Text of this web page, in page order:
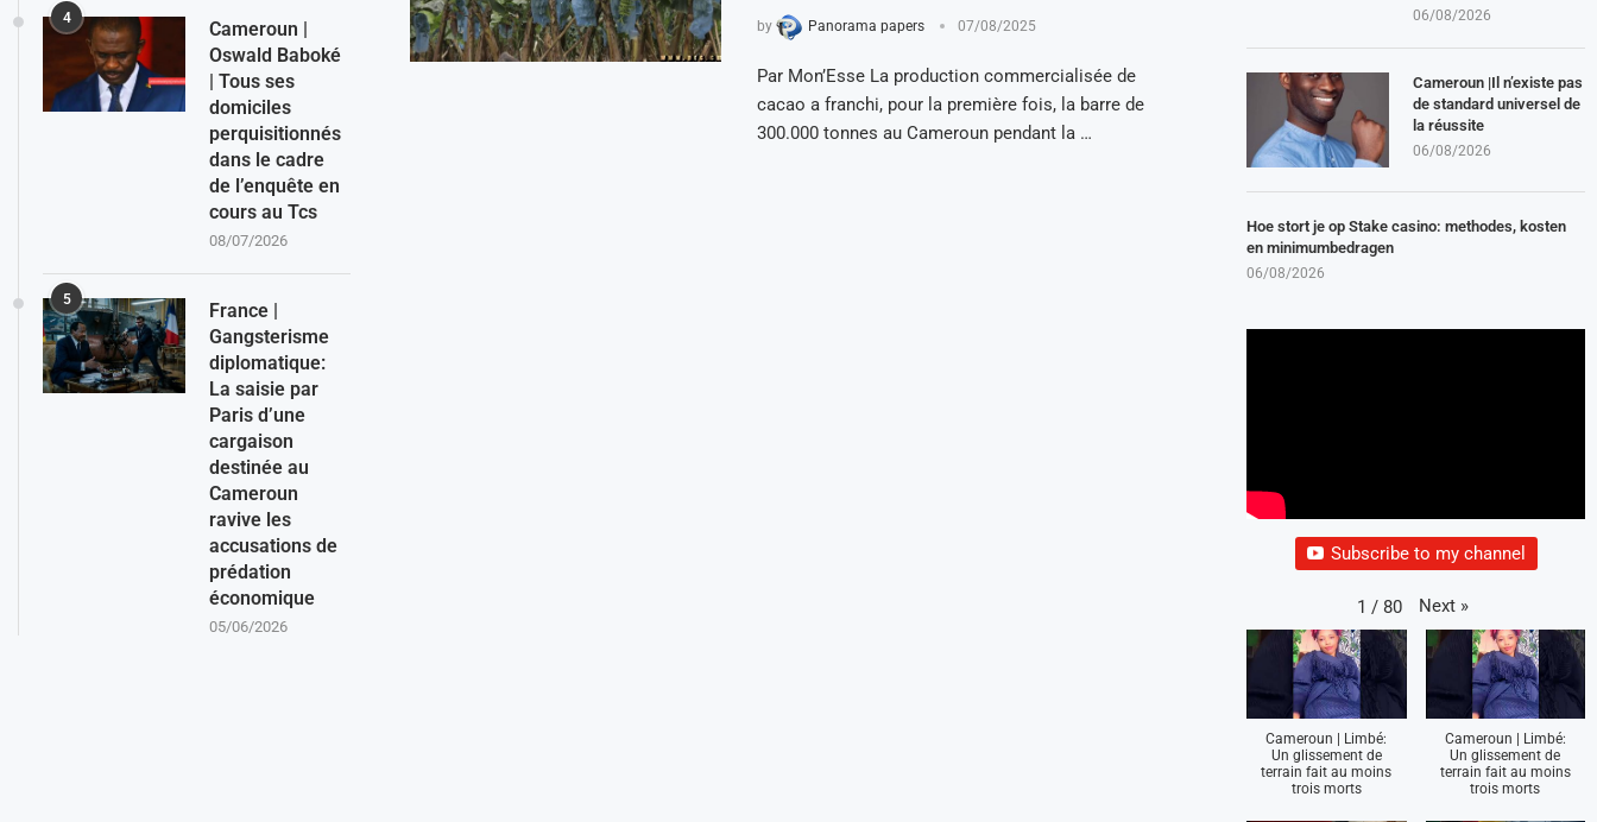
by Panorama papers 07/08/2025
Par Mon’Esse La production commercialisée de
cacao a franchi, pour la première fois, la barre de
300.000 tonnes au Cameroun pendant la …
06/08/2026
Cameroun |Il n’existe pas
de standard universel de
la réussite
06/08/2026
Hoe stort je op Stake casino: methodes, kosten
en minimumbedragen
06/08/2026
Subscribe to my channel
1 / 80 Next »
Cameroun | Limbé:
Un glissement de
terrain fait au moins
trois morts
Cameroun | Limbé:
Un glissement de
terrain fait au moins
trois morts
4
Cameroun |
Oswald Baboké
| Tous ses
domiciles
perquisitionnés
dans le cadre
de l’enquête en
cours au Tcs
08/07/2026
5
France |
Gangsterisme
diplomatique:
La saisie par
Paris d’une
cargaison
destinée au
Cameroun
ravive les
accusations de
prédation
économique
05/06/2026